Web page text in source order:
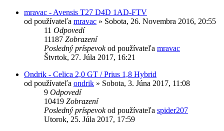
mravac - Avensis T27 D4D 1AD-FTV
od používateľa mravac » Sobota, 26. Novembra 2016, 20:55
11 Odpovedí
11187 Zobrazení
Posledný príspevokod používateľa mravac
Štvrtok, 27. Júla 2017, 16:21
Ondrik - Celica 2,0 GT / Prius 1,8 Hybrid
od používateľa ondrik » Sobota, 3. Júna 2017, 11:08
9 Odpovedí
10419 Zobrazení
Posledný príspevokod používateľa spider207
Utorok, 25. Júla 2017, 17:59